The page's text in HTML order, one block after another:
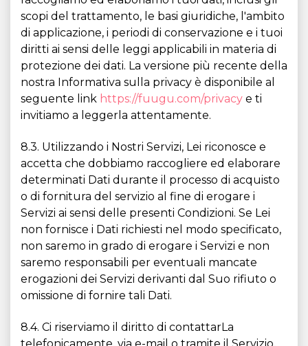
scopi del trattamento, le basi giuridiche, l'ambito
di applicazione, i periodi di conservazione e i tuoi
diritti ai sensi delle leggi applicabili in materia di
protezione dei dati. La versione più recente della
nostra Informativa sulla privacy è disponibile al
seguente link https://fuugu.com/privacy e ti
invitiamo a leggerla attentamente.
8.3. Utilizzando i Nostri Servizi, Lei riconosce e
accetta che dobbiamo raccogliere ed elaborare
determinati Dati durante il processo di acquisto
o di fornitura del servizio al fine di erogare i
Servizi ai sensi delle presenti Condizioni. Se Lei
non fornisce i Dati richiesti nel modo specificato,
non saremo in grado di erogare i Servizi e non
saremo responsabili per eventuali mancate
erogazioni dei Servizi derivanti dal Suo rifiuto o
omissione di fornire tali Dati.
8.4. Ci riserviamo il diritto di contattarLa